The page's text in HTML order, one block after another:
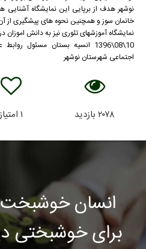
نوشهر هدف از برپایی این نمایشگاه
خانمان سوز و همچنین نحوه های پیشگیری از
نمایشگاه آموزشهای تئوری نیز به دانش اموزان
10\08\1396 انسیه بستان
اجتماعی شهرستان نوشهر
۲۰۷۸بازدید ۱امتیاز
انسان
برای خوشبختی